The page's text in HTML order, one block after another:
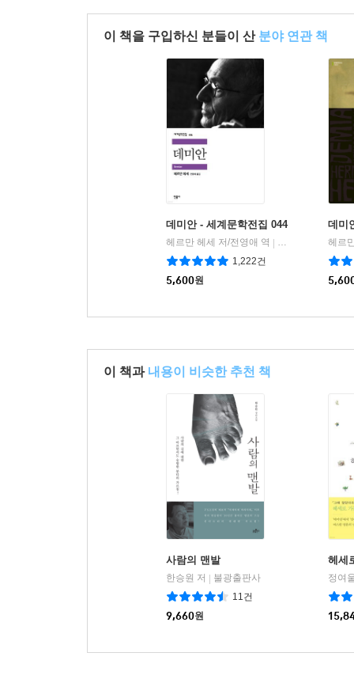
이 책을 구입하신 분들이 산 분야 연관 책
데미안 - 세계문학전집 044
헤르만 헤세 저/전영애 역
민음사
1,222건
5,600원
데미
헤르
이 책과 내용이 비슷한 추천 책
사람의 맨발
한승원 저
불광출판사
11건
9,660원
헤세
정여